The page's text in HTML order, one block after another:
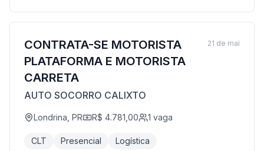
CONTRATA-SE MOTORISTA
PLATAFORMA E MOTORISTA
CARRETA
AUTO SOCORRO CALIXTO
Londrina, PR R$ 4.781,00 1 vaga
CLT Presencial Logística
21 de mai